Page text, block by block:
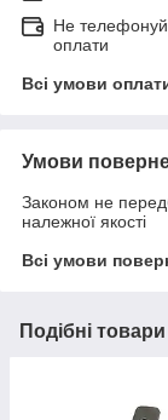
Не
оплати
Всі умови
Умови
Законом не
належної якості
Всі умови
Подібні